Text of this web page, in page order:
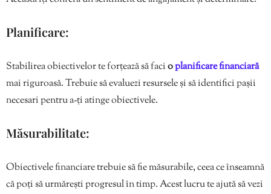
Planificare:
Stabilirea obiectivelor te forțează să facioplanificare financiară
mai riguroasă. Trebuie să evaluezi resursele și să identifici pașii
necesari pentru a-ți atinge obiectivele.
Măsurabilitate:
Obiectivele financiare trebuie să fie măsurabile, ceea ce înseamnă
că poți să urmărești progresul în timp. Acest lucru te ajută să vezi